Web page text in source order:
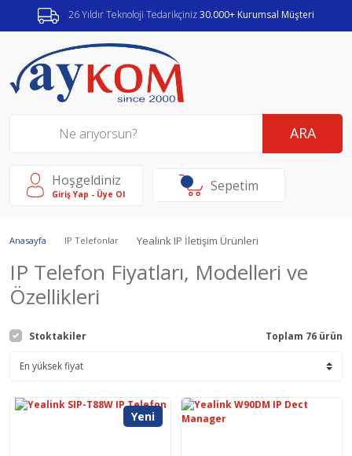
26 Yıldır Teknoloji Tedarikçiniz30.000+ Kurumsal Müşteri
ARA
Hoşgeldiniz
Giriş Yap - Üye Ol Sepetim
Anasayfa IP Telefonlar Yealink IP İletişim Ürünleri
IP Telefon Fiyatları, Modelleri ve
Özellikleri
Stoktakiler Toplam 76 ürün
Yeni